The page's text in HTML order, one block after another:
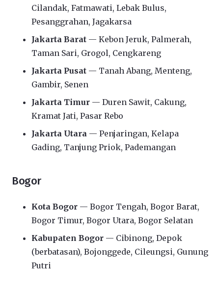
Cilandak, Fatmawati, Lebak Bulus,
Pesanggrahan, Jagakarsa
Jakarta Barat — Kebon Jeruk, Palmerah,
Taman Sari, Grogol, Cengkareng
Jakarta Pusat — Tanah Abang, Menteng,
Gambir, Senen
Jakarta Timur — Duren Sawit, Cakung,
Kramat Jati, Pasar Rebo
Jakarta Utara — Penjaringan, Kelapa
Gading, Tanjung Priok, Pademangan
Bogor
Kota Bogor — Bogor Tengah, Bogor Barat,
Bogor Timur, Bogor Utara, Bogor Selatan
Kabupaten Bogor — Cibinong, Depok
(berbatasan), Bojonggede, Cileungsi, Gunung
Putri